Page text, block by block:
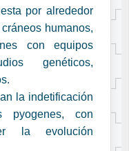
por alrededor
humanos,
con equipos
genéticos,
la indetificación
pyogenes, con
la evolución